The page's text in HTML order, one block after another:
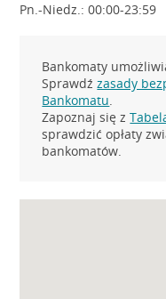
Pn.-Niedz.: 00:00-23:59
Bankomaty
Sprawdźzasady
Bankomatu.
Zapoznaj się z
sprawdzić opłaty
bankomatów.